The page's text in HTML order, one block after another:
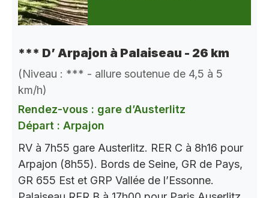
*** D’ Arpajon à Palaiseau - 26 km
(Niveau : *** - allure soutenue de 4,5 à 5
km/h)
Rendez-vous : gare d’Austerlitz
Départ : Arpajon
RV à 7h55 gare Austerlitz. RER C à 8h16 pour
Arpajon (8h55). Bords de Seine, GR de Pays,
GR 655 Est et GRP Vallée de l’Essonne.